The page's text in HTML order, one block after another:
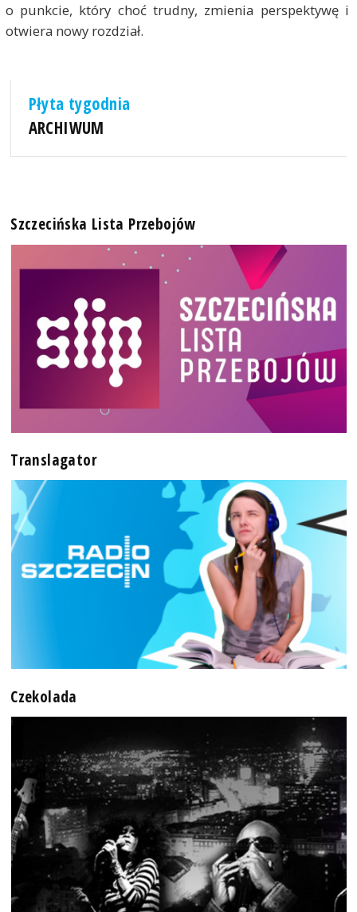
o punkcie, który choć trudny, zmienia perspektywę i
otwiera nowy rozdział.
Płyta tygodnia
ARCHIWUM
Szczecińska Lista Przebojów
Translagator
Czekolada